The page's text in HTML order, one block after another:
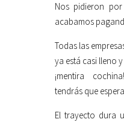
Nos pidieron
acabamos
Todas las
ya está casi lleno
¡mentira
tendrás que
El trayecto dura